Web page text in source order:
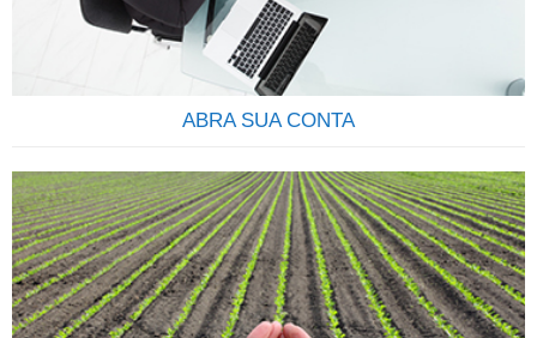
da empresa que é negociado em bolsa. É considerado um
investimento em…
COMECE A INVESTIR Descubra qual o seu perfil e os
produtos que mais se ajustam às suas necessidades.Tenha
ABRA SUA CONTA